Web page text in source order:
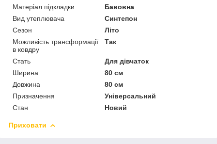
Матеріал підкладки
Бавовна
Вид утеплювача
Синтепон
Сезон
Літо
Можливість трансформації
в ковдру
Так
Стать
Для дівчаток
Ширина
80 см
Довжина
80 см
Призначення
Універсальний
Стан
Новий
Приховати